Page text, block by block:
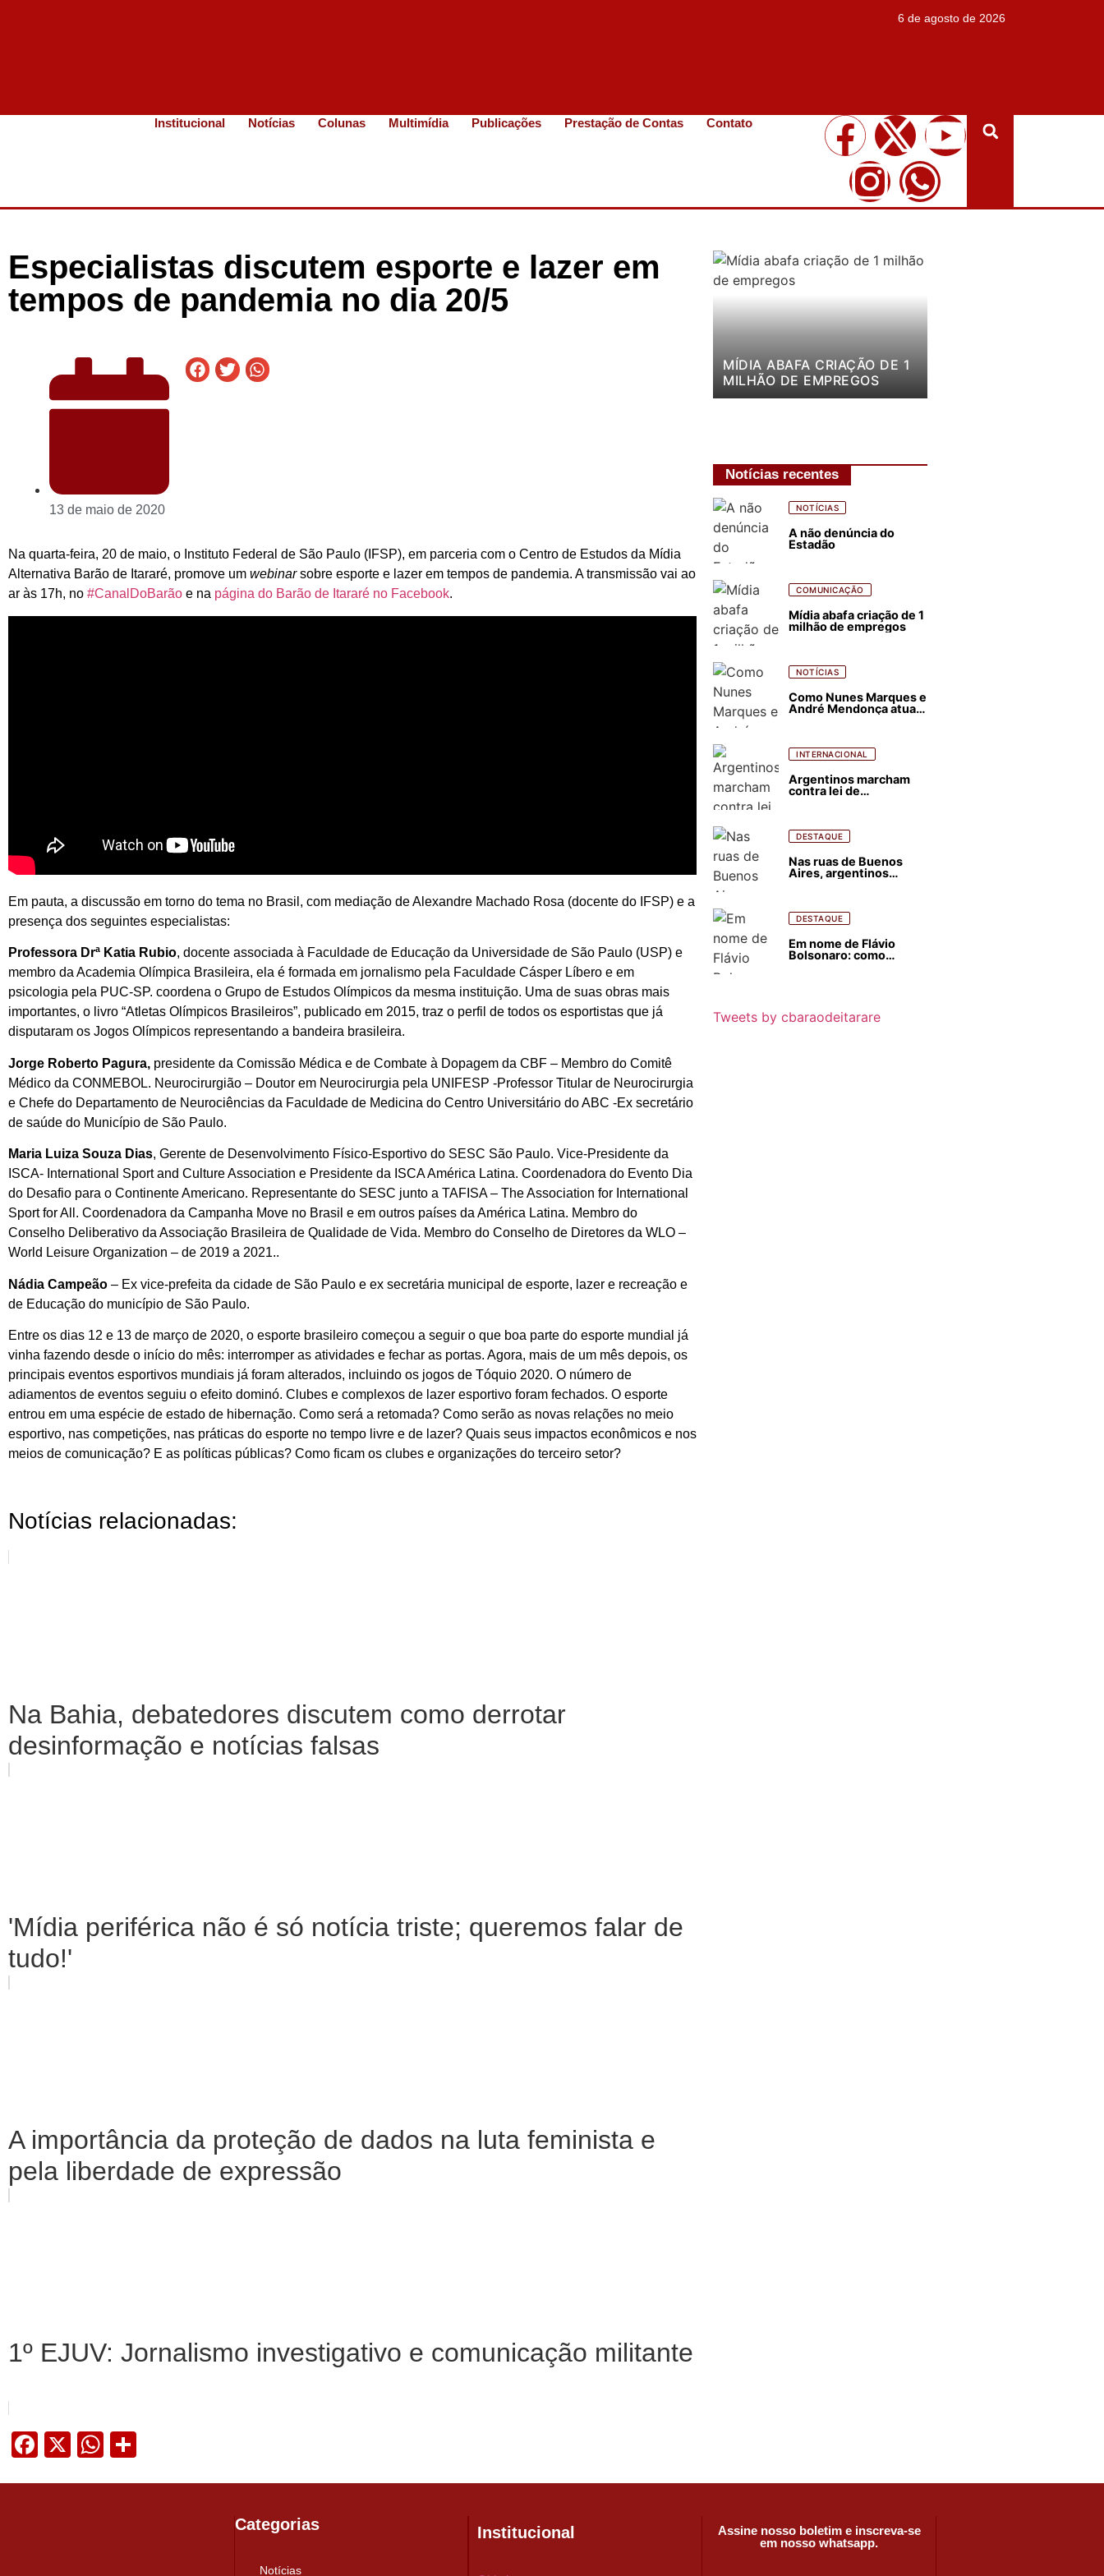
6 de agosto de 2026
Institucional Notícias Colunas Multimídia Publicações Prestação de Contas Contato
Especialistas discutem esporte e lazer em
tempos de pandemia no dia 20/5
13 de maio de 2020
Na quarta-feira, 20 de maio, o Instituto Federal de São Paulo (IFSP), em parceria com o Centro de Estudos da Mídia
Alternativa Barão de Itararé, promove um webinarsobre esporte e lazer em tempos de pandemia. A transmissão vai ao
ar às 17h, no #CanalDoBarão e na página do Barão de Itararé no Facebook.
Em pauta, a discussão em torno do tema no Brasil, com mediação de Alexandre Machado Rosa (docente do IFSP) e a
presença dos seguintes especialistas:
Professora Drª Katia Rubio, docente associada à Faculdade de Educação da Universidade de São Paulo (USP) e
membro da Academia Olímpica Brasileira, ela é formada em jornalismo pela Faculdade Cásper Líbero e em
psicologia pela PUC-SP. coordena o Grupo de Estudos Olímpicos da mesma instituição. Uma de suas obras mais
importantes, o livro “Atletas Olímpicos Brasileiros”, publicado em 2015, traz o perfil de todos os esportistas que já
disputaram os Jogos Olímpicos representando a bandeira brasileira.
Jorge Roberto Pagura, presidente da Comissão Médica e de Combate à Dopagem da CBF – Membro do Comitê
Médico da CONMEBOL. Neurocirurgião – Doutor em Neurocirurgia pela UNIFESP -Professor Titular de Neurocirurgia
e Chefe do Departamento de Neurociências da Faculdade de Medicina do Centro Universitário do ABC -Ex secretário
de saúde do Município de São Paulo.
Maria Luiza Souza Dias, Gerente de Desenvolvimento Físico-Esportivo do SESC São Paulo. Vice-Presidente da
ISCA- International Sport and Culture Association e Presidente da ISCA América Latina. Coordenadora do Evento Dia
do Desafio para o Continente Americano. Representante do SESC junto a TAFISA – The Association for International
Sport for All. Coordenadora da Campanha Move no Brasil e em outros países da América Latina. Membro do
Conselho Deliberativo da Associação Brasileira de Qualidade de Vida. Membro do Conselho de Diretores da WLO –
World Leisure Organization – de 2019 a 2021..
Nádia Campeão – Ex vice-prefeita da cidade de São Paulo e ex secretária municipal de esporte, lazer e recreação e
de Educação do município de São Paulo.
Entre os dias 12 e 13 de março de 2020, o esporte brasileiro começou a seguir o que boa parte do esporte mundial já
vinha fazendo desde o início do mês: interromper as atividades e fechar as portas. Agora, mais de um mês depois, os
principais eventos esportivos mundiais já foram alterados, incluindo os jogos de Tóquio 2020. O número de
adiamentos de eventos seguiu o efeito dominó. Clubes e complexos de lazer esportivo foram fechados. O esporte
entrou em uma espécie de estado de hibernação. Como será a retomada? Como serão as novas relações no meio
esportivo, nas competições, nas práticas do esporte no tempo livre e de lazer? Quais seus impactos econômicos e nos
meios de comunicação? E as políticas públicas? Como ficam os clubes e organizações do terceiro setor?
Notícias relacionadas:
Na Bahia, debatedores discutem como derrotar
desinformação e notícias falsas
'Mídia periférica não é só notícia triste; queremos falar de
tudo!'
A importância da proteção de dados na luta feminista e
pela liberdade de expressão
1º EJUV: Jornalismo investigativo e comunicação militante
Facebook
X WhatsApp
MÍDIA ABAFA CRIAÇÃO DE 1
MILHÃO DE EMPREGOS
Notícias recentes
NOTÍCIAS
A não denúncia do
Estadão
COMUNICAÇÃO
Mídia abafa criação de 1
milhão de empregos
NOTÍCIAS
Como Nunes Marques e
André Mendonça atuam
INTERNACIONAL
Argentinos marcham
contra lei de
florestais
DESTAQUE
Nas ruas de Buenos
Aires, argentinos
DESTAQUE
Em nome de Flávio
Bolsonaro: como
Tweets by cbaraodeitarare
Categorias
Notícias
Institucional
Assine nosso boletim e inscreva-se
em nosso whatsapp.